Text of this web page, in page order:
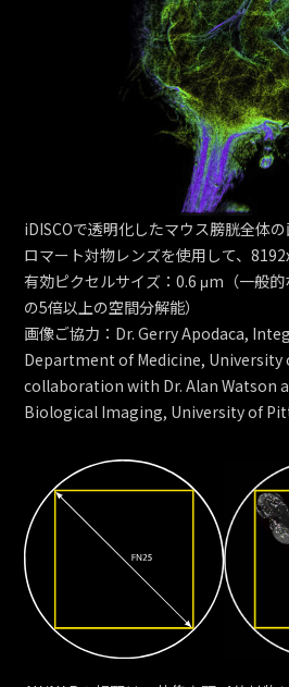
iDISCOで透明化したマウス膀胱全体
ロマート対物レンズを使用して、
有効ピクセルサイズ：0.6 μm（一般的
の5倍以上の空間分解能）
画像ご協力：Dr. Gerry Apodaca,
Department of Medicine, University
collaboration with Dr. Alan Watson
Biological Imaging, University of